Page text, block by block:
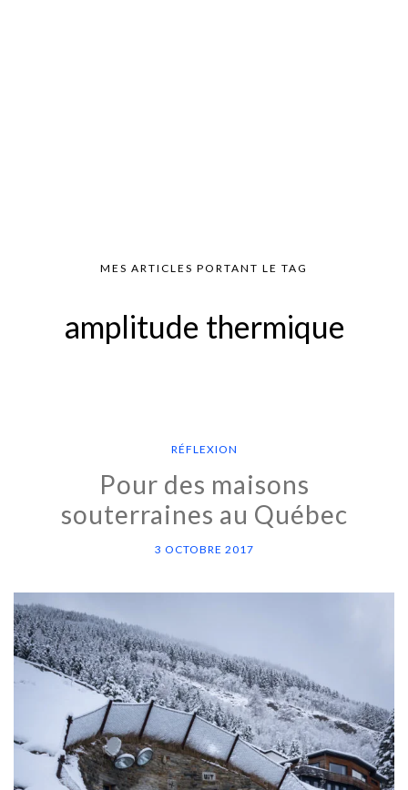
MES ARTICLES PORTANT LE TAG
amplitude thermique
RÉFLEXION
Pour des maisons
souterraines au Québec
3 OCTOBRE 2017